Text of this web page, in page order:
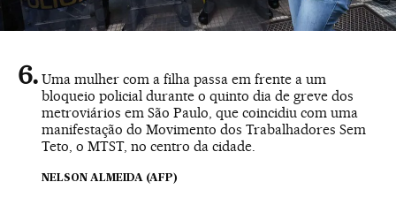
Uma mulher com a filha passa em frente a um
bloqueio policial durante o quinto dia de greve dos
metroviários em São Paulo, que coincidiu com uma
manifestação do Movimento dos Trabalhadores Sem
Teto, o MTST, no centro da cidade.
NELSON ALMEIDA (AFP)